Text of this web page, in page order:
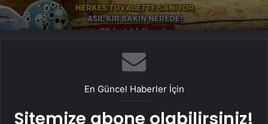
En Güncel Haberler İçin
Sitemize abone olabilirsiniz!